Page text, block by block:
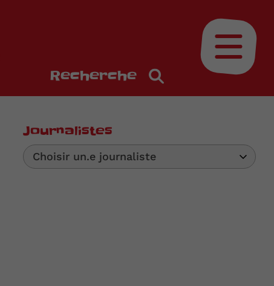
Recherche
Ouvrir le
Journalistes
Choisir un.e journaliste